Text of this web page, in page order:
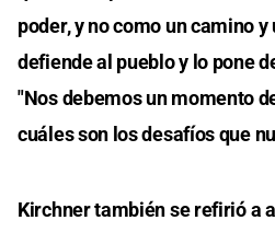
poder, y no como un camino
defiende al pueblo y lo pone
"Nos debemos un momento
cuáles son los desafíos que
Kirchner también se refirió a